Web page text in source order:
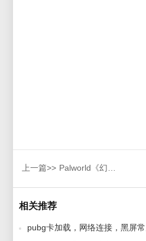
上一篇>> Palworld《幻兽帕鲁》C++报错怎么办？哪个加速器延迟更低？
相关推荐